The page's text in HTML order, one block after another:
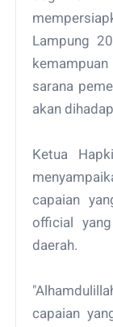
Lampung
sarana
akan
Ketua
capaian
official
daerah.
capaian